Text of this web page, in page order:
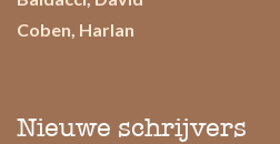
Coben, Harlan
Nieuwe schrijvers